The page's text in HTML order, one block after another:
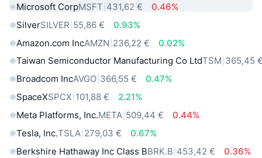
Microsoft CorpMSFT 431,62 €
0.46%
SilverSILVER 55,86 €
0.93%
Amazon.com IncAMZN 236,22 €
0.02%
Taiwan Semiconductor Manufacturing Co LtdTSM 365,45
Broadcom IncAVGO 366,55 €
0.47%
SpaceXSPCX 101,88 €
2.21%
Meta Platforms, Inc.META 509,44 €
0.44%
Tesla, Inc.TSLA 279,03 €
0.67%
Berkshire Hathaway Inc Class BBRK.B 453,42 €
0.36%